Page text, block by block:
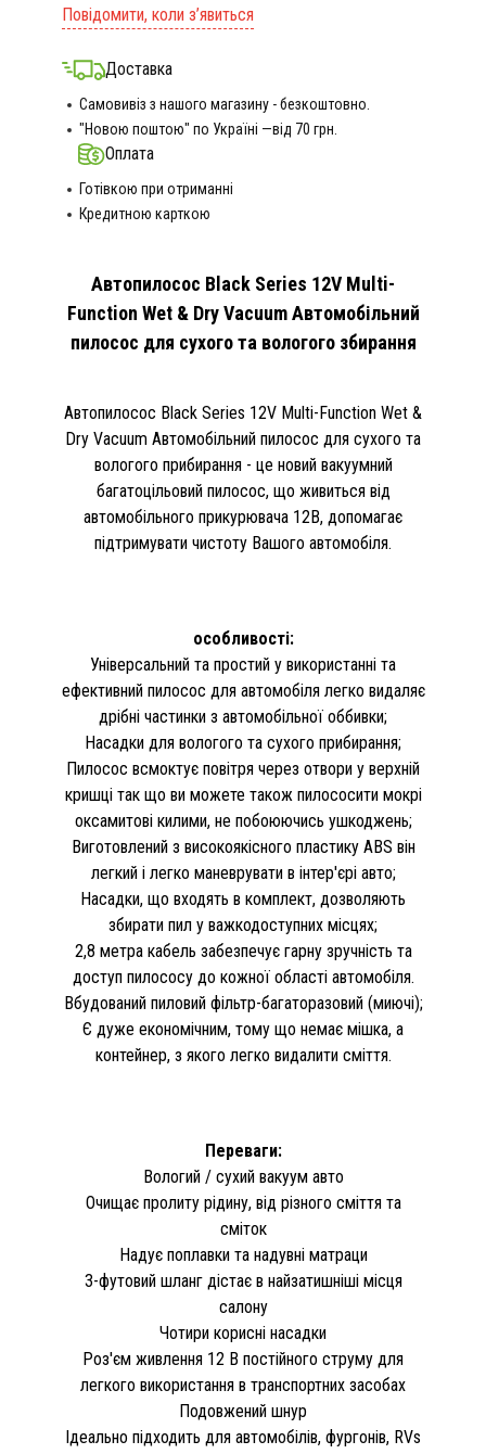
Повідомити, коли з’явиться
Доставка
Самовивіз з нашого магазину - безкоштовно.
"Новою поштою" по Україні —від 70 грн.
Оплата
Готівкою при отриманні
Кредитною карткою
Автопилосос Black Series 12V Multi-
Function Wet & Dry Vacuum Автомобільний
пилосос для сухого та вологого збирання
Автопилосос Black Series 12V Multi-Function Wet &
Dry Vacuum Автомобільний пилосос для сухого та
вологого прибирання - це новий вакуумний
багатоцільовий пилосос, що живиться від
автомобільного прикурювача 12В, допомагає
підтримувати чистоту Вашого автомобіля.
особливості:
Універсальний та простий у використанні та
ефективний пилосос для автомобіля легко видаляє
дрібні частинки з автомобільної оббивки;
Насадки для вологого та сухого прибирання;
Пилосос всмоктує повітря через отвори у верхній
кришці так що ви можете також пилососити мокрі
оксамитові килими, не побоюючись ушкоджень;
Виготовлений з високоякісного пластику ABS він
легкий і легко маневрувати в інтер'єрі авто;
Насадки, що входять в комплект, дозволяють
збирати пил у важкодоступних місцях;
2,8 метра кабель забезпечує гарну зручність та
доступ пилососу до кожної області автомобіля.
Вбудований пиловий фільтр-багаторазовий (миючі);
Є дуже економічним, тому що немає мішка, а
контейнер, з якого легко видалити сміття.
Переваги:
Вологий / сухий вакуум авто
Очищає пролиту рідину, від різного сміття та
сміток
Надує поплавки та надувні матраци
3-футовий шланг дістає в найзатишніші місця
салону
Чотири корисні насадки
Роз'єм живлення 12 В постійного струму для
легкого використання в транспортних засобах
Подовжений шнур
Ідеально підходить для автомобілів, фургонів, RVs